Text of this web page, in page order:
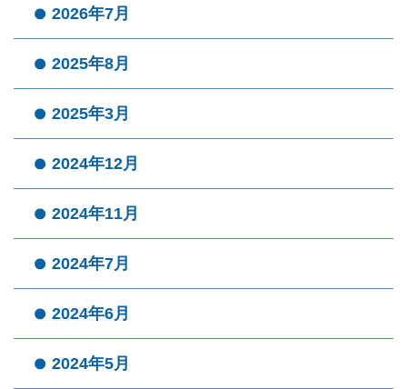
2026年7月
2025年8月
2025年3月
2024年12月
2024年11月
2024年7月
2024年6月
2024年5月